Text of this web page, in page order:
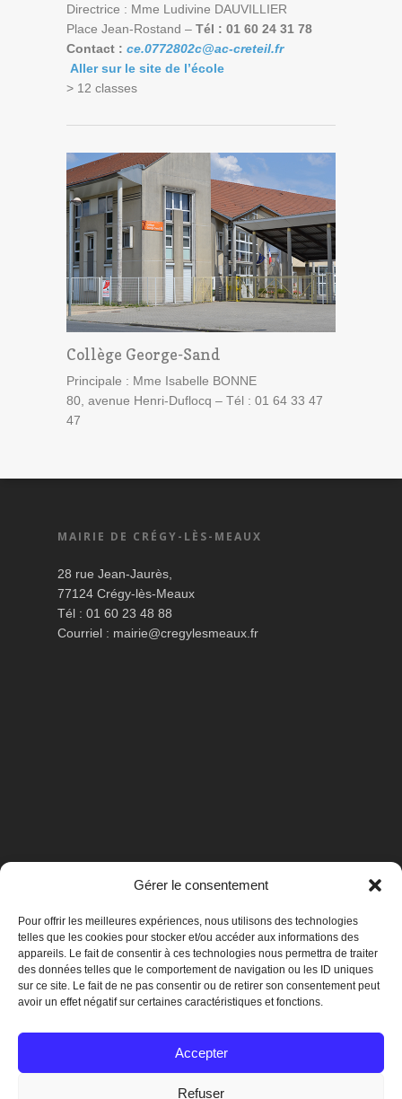
Gérer le consentement
Pour offrir les meilleures expériences, nous utilisons des technologies
telles que les cookies pour stocker et/ou accéder aux informations des
appareils. Le fait de consentir à ces technologies nous permettra de traiter
des données telles que le comportement de navigation ou les ID uniques
sur ce site. Le fait de ne pas consentir ou de retirer son consentement peut
avoir un effet négatif sur certaines caractéristiques et fonctions.
Accepter
Refuser
Directrice : Mme Ludivine DAUVILLIER
Place Jean-Rostand – Tél : 01 60 24 31 78
Contact : ce.0772802c@ac-creteil.fr
Aller sur le site de l’école
> 12 classes
Collège George-Sand
Principale : Mme Isabelle BONNE
80, avenue Henri-Duflocq – Tél : 01 64 33 47
47
MAIRIE DE CRÉGY-LÈS-MEAUX
28 rue Jean-Jaurès,
77124 Crégy-lès-Meaux
Tél : 01 60 23 48 88
Courriel : mairie@cregylesmeaux.fr
Mentions légales